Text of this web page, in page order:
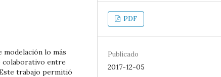
modelación lo más
colaborativo entre
trabajo permitió
PDF
Publicado
2017-12-05